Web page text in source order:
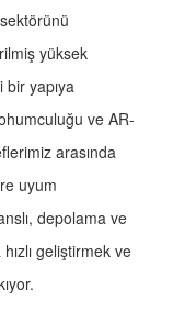
yüksek
yapıya
ve AR-
arasında
uyum
depolama ve
geliştirmek ve